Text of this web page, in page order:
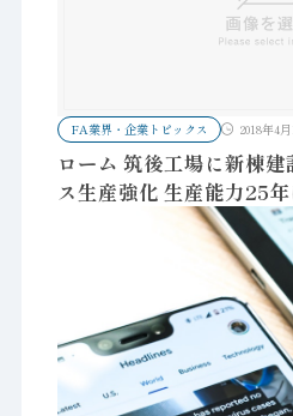
FA業界・企業トピックス 2018年4
ローム 筑後工場に新棟建
ス生産強化 生産能力25